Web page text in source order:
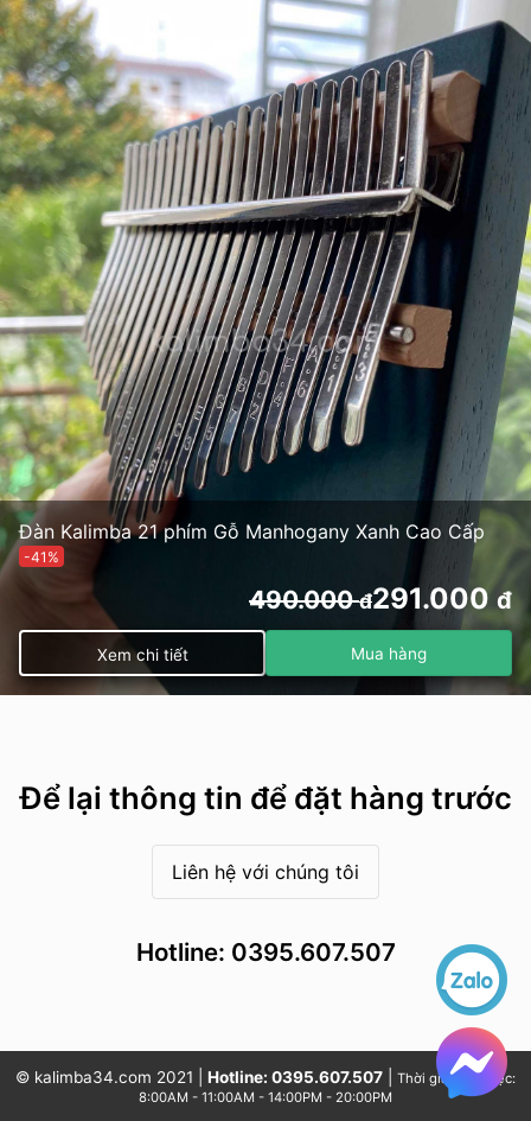
Đàn Kalimba 21 phím Gỗ Manhogany Xanh Cao Cấp
-41%
490.000đ291.000đ
Xem chi tiết Mua hàng
Để lại thông tin để đặt hàng trước
Liên hệ với chúng tôi
Hotline: 0395.607.507
© kalimba34.com 2021 | Hotline: 0395.607.507
Thời gian làm việc:
8:00AM - 11:00AM - 14:00PM - 20:00PM